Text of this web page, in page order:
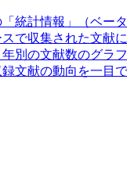
統計情報」（ベー
で収集された文献
別の文献数のグラ
文献の動向を一目